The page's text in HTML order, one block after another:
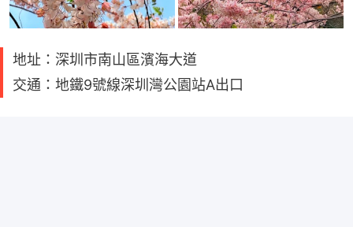
地址：深圳市南山區濱海大道
交通：地鐵9號線深圳灣公園站A出口